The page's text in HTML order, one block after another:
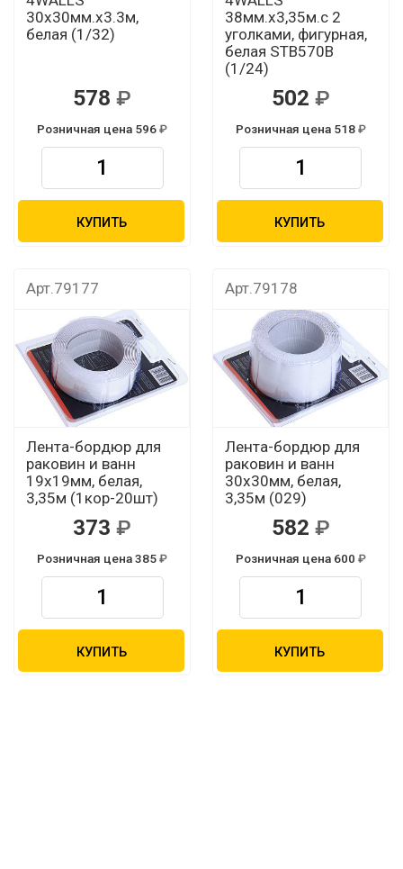
30х30мм.х3.3м,
белая (1/32)
578
Розничная цена 596
КУПИТЬ
38мм.х3,35м.с 2
уголками, фигурная,
белая STB570B
(1/24)
502
Розничная цена 518
КУПИТЬ
Арт.79177
Лента-бордюр для
раковин и ванн
19х19мм, белая,
3,35м (1кор-20шт)
373
Розничная цена 385
КУПИТЬ
Арт.79178
Лента-бордюр для
раковин и ванн
30х30мм, белая,
3,35м (029)
582
Розничная цена 600
КУПИТЬ